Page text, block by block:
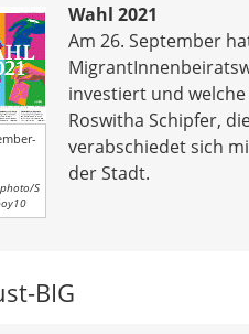
S
Wahl 2021
Am 26. September
investiert und
Roswitha Schipfer,
verabschiedet sich
der Stadt.
BIG